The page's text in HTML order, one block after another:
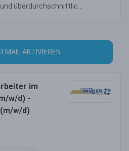
überdurchschnittlic...
MAIL AKTIVIEREN
im
w/d) -
w/d)